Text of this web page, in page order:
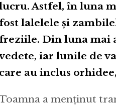
Astfel, în luna
fost lalelele și
freziile. Din luna mai
iar lunile de
care au inclus
a menținut